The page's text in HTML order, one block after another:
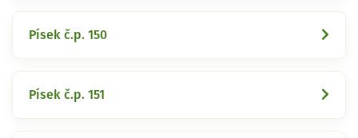
Písek č.p. 150
Písek č.p. 151